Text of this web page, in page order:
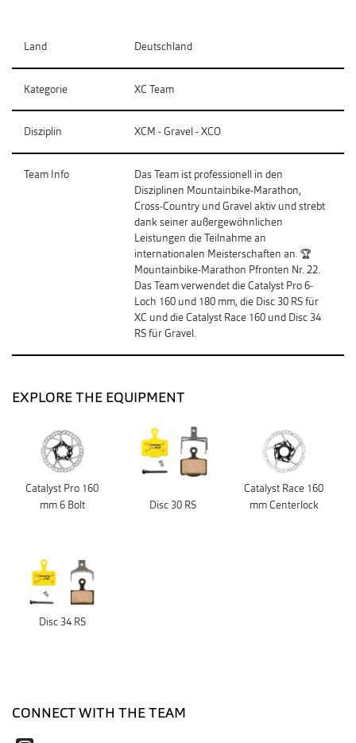
Land Deutschland
Kategorie XC Team
Disziplin XCM - Gravel - XCO
Team Info
Das Team ist professionell in den
Disziplinen Mountainbike-Marathon,
Cross-Country und Gravel aktiv und strebt
dank seiner außergewöhnlichen
Leistungen die Teilnahme an
internationalen Meisterschaften an. 🏆
Mountainbike-Marathon Pfronten Nr. 22.
Das Team verwendet die Catalyst Pro 6-
Loch 160 und 180 mm, die Disc 30 RS für
XC und die Catalyst Race 160 und Disc 34
RS für Gravel.
EXPLORE THE EQUIPMENT
Catalyst Pro 160
mm 6 Bolt
Disc 30 RS
Catalyst Race 160
mm Centerlock
Disc 34 RS
CONNECT WITH THE TEAM